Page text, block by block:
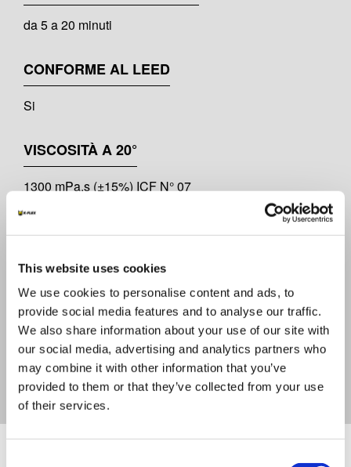
This website uses cookies
We use cookies to personalise content and ads, to
provide social media features and to analyse our traffic.
We also share information about your use of our site with
our social media, advertising and analytics partners who
may combine it with other information that you’ve
provided to them or that they’ve collected from your use
of their services.
da 5 a 20 minuti
CONFORME AL LEED
Si
VISCOSITÀ A 20°
1300 mPa.s (±15%) ICF N° 07
STOCCAGGIO
6 mesi
CONTENUTO DI VOC (COMPOSTI ORGANICI
VOLATILI)
< 250 g/l (SCAQMD rule 1168)
Documenti